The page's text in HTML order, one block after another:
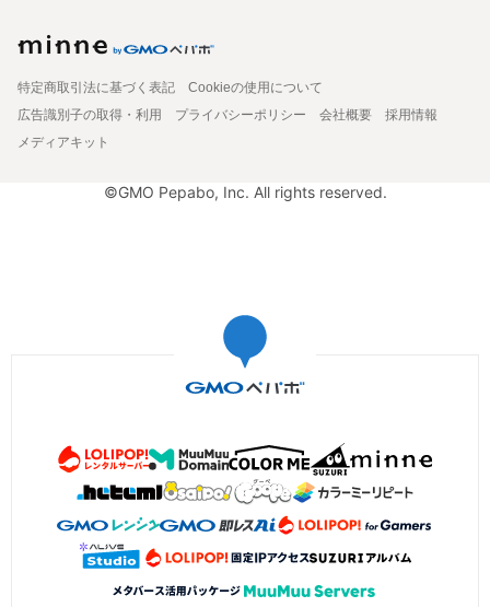
特定商取引法に基づく表記
Cookieの使用について
広告識別子の取得・利用
プライバシーポリシー 会社概要
採用情報
メディアキット
©GMO Pepabo, Inc. All rights reserved.